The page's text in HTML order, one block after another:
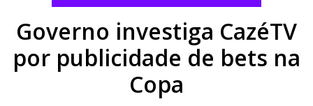
Governo investiga CazéTV
por publicidade de bets na
Copa